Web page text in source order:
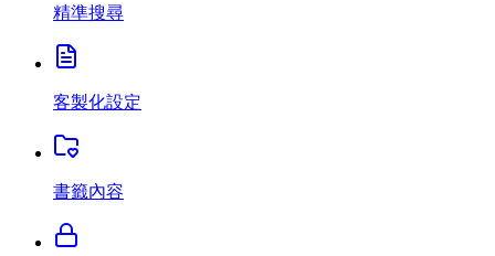
精準搜尋
客製化設定
書籤內容